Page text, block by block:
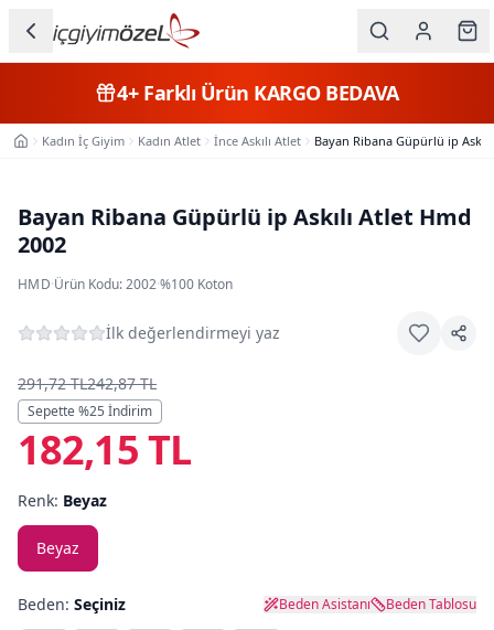
Kategorileri
Çocuk
Beden
Markalar
Plaj & Mayo
Yazlık Pijama
4+Farklı Ürün KARGO BEDAVA
Ana SayfaKadın İç Giyim Kadın Atlet İnce Askılı Atlet Bayan Ribana Güpürlü ip
Bayan Ribana Güpürlü ip Askılı Atlet Hmd
2002
HMD·Ürün Kodu:2002·%100 Koton
İlk değerlendirmeyi yaz
291,72 TL242,87 TL
Sepette %25 İndirim
182,15 TL
Renk: Beyaz
Beyaz
Beden: Seçiniz Beden Asistanı Beden Tablosu